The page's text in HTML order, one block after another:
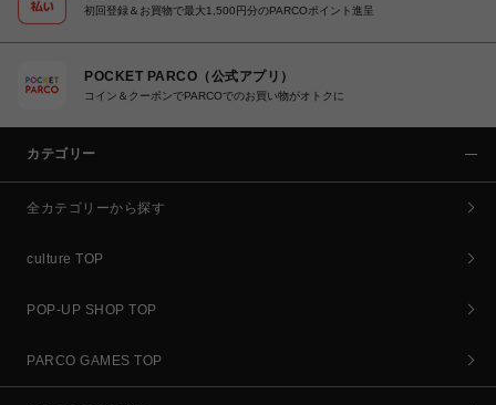
初回登録＆お買物で最大1,500円分のPARCOポイント進呈
POCKET PARCO（公式アプリ）
コイン＆クーポンでPARCOでのお買い物がオトクに
カテゴリー
全カテゴリーから探す
culture TOP
POP-UP SHOP TOP
PARCO GAMES TOP